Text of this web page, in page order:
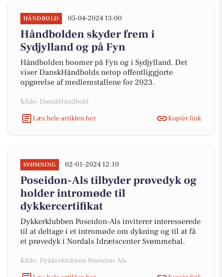
HÅNDBOLD 05-04-2024 13:00
Håndbolden skyder frem i
Sydjylland og på Fyn
Håndbolden boomer på Fyn og i Sydjylland. Det
viser DanskHåndbolds netop offentliggjorte
opgørelse af medlemstallene for 2023.
Kilde: DanskHåndbold
Læs hele artiklen her
Kopiér link
SVØMNING 02-01-2024 12:10
Poseidon-Als tilbyder prøvedyk og
holder intromøde til
dykkercertifikat
Dykkerklubben Poseidon-Als inviterer interesserede
til at deltage i et intromøde om dykning og til at få
et prøvedyk i Nordals Idrætscenter Svømmehal.
Kilde: Dykkerklubben Poseidon-Als